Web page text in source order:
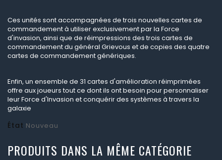
Ces unités sont accompagnées de trois nouvelles cartes de
commandement à utiliser exclusivement par la Force
d'invasion, ainsi que de réimpressions des trois cartes de
commandement du général Grievous et de copies des quatre
cartes de commandement génériques.
Enfin, un ensemble de 31 cartes d'amélioration réimprimées
offre aux joueurs tout ce dont ils ont besoin pour personnaliser
leur Force d'Invasion et conquérir des systèmes à travers la
galaxie
État Nouveau
PRODUITS DANS LA MÊME CATÉGORIE